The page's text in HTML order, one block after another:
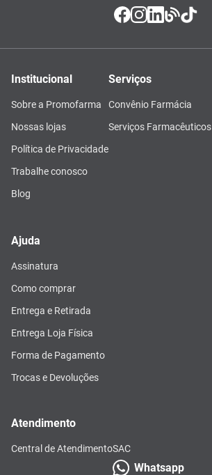
Institucional
Sobre a Promofarma
Nossas lojas
Política de Privacidade
Trabalhe conosco
Blog
Serviços
Convênio Farmácia
Serviços Farmacêuticos
Ajuda
Assinatura
Como comprar
Entrega e Retirada
Entrega Loja Física
Forma de Pagamento
Trocas e Devoluções
Atendimento
Central de AtendimentoSAC
Whatsapp